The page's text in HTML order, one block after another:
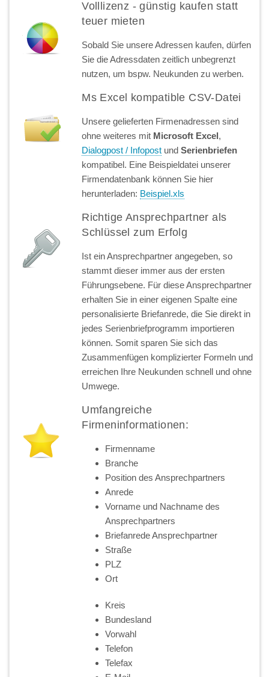
Volllizenz - günstig kaufen statt
teuer mieten
Sobald Sie unsere Adressen kaufen, dürfen
Sie die Adressdaten zeitlich unbegrenzt
nutzen, um bspw. Neukunden zu werben.
Ms Excel kompatible CSV-Datei
Unsere gelieferten Firmenadressen sind
ohne weiteres mit Microsoft Excel,
Dialogpost / Infopost undSerienbriefen
kompatibel. Eine Beispieldatei unserer
Firmendatenbank können Sie hier
herunterladen: Beispiel.xls
Richtige Ansprechpartner als
Schlüssel zum Erfolg
Ist ein Ansprechpartner angegeben, so
stammt dieser immer aus der ersten
Führungsebene. Für diese Ansprechpartner
erhalten Sie in einer eigenen Spalte eine
personalisierte Briefanrede, die Sie direkt in
jedes Serienbriefprogramm importieren
können. Somit sparen Sie sich das
Zusammenfügen komplizierter Formeln und
erreichen Ihre Neukunden schnell und ohne
Umwege.
Umfangreiche
Firmeninformationen:
Firmenname
Branche
Position des Ansprechpartners
Anrede
Vorname und Nachname des
Ansprechpartners
Briefanrede Ansprechpartner
Straße
PLZ
Ort
Kreis
Bundesland
Vorwahl
Telefon
Telefax